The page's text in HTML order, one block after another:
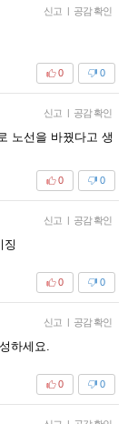
신고 | 공감 확인
0
0
신고 | 공감 확인
노선을 바꿨다고 생
0
0
신고 | 공감 확인
징
0
0
신고 | 공감 확인
하세요.
0
0